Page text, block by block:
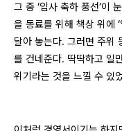
그 중 ‘입사 축하 풍선’이
을 동료를 위해 책상 위에
달아 놓는다. 그러면 주위
를 건네준다. 딱딱하고 일
위기라는 것을 느낄 수 있